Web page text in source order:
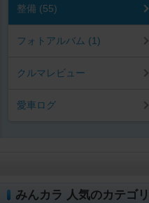
整備 (55)
フォトアルバム (1)
クルマレビュー
愛車ログ
みんカラ 人気のカテゴリ